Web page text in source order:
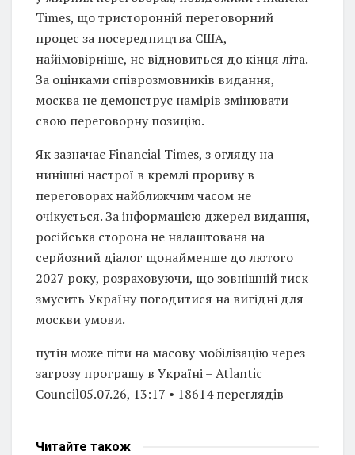
Times, що тристоронній переговорний
процес за посередництва США,
найімовірніше, не відновиться до кінця літа.
За оцінками співрозмовників видання,
москва не демонструє намірів змінювати
свою переговорну позицію.
Як зазначає Financial Times, з огляду на
нинішні настрої в кремлі прориву в
переговорах найближчим часом не
очікується. За інформацією джерел видання,
російська сторона не налаштована на
серйозний діалог щонайменше до лютого
2027 року, розраховуючи, що зовнішній тиск
змусить Україну погодитися на вигідні для
москви умови.
путін може піти на масову мобілізацію через
загрозу програшу в Україні – Atlantic
Council05.07.26, 13:17 • 18614 переглядiв
Читайте також